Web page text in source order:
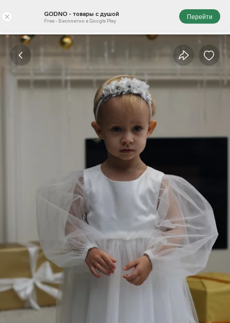
× GODNO - товары с душой
Free - Бесплатно в Google Play
Перейти